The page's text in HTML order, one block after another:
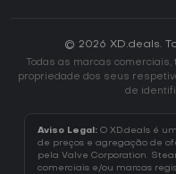
© 2026 XD.deals.
Todas as marcas
propriedade dos seus
de
Aviso Legal: O XD.deals é
de preços e agregação de
pela Valve Corporation.
comerciais e/ou marcas